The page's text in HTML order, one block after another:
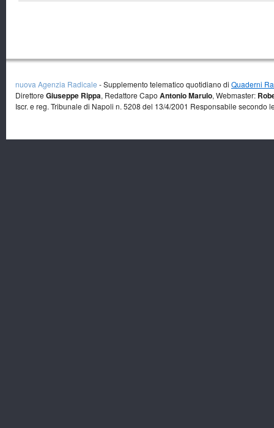
nuova Agenzia Radicale - Supplemento telematico quotidiano di Quaderni
Direttore Giuseppe Rippa, Redattore Capo Antonio Marulo, Webmaster:
Iscr. e reg. Tribunale di Napoli n. 5208 del 13/4/2001 Responsabile secondo